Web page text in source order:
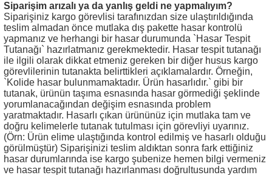
· Ekipman
Çantası
Malzemeleri
Minder)
Woodland
Siparişim arızalı ya da yanlış geldi ne yapmalıyım?
Siparişiniz kargo görevlisi tarafınızdan size ulaştırıldığında
teslim almadan önce mutlaka dış pakette hasar kontrolü
yapmanız ve herhangi bir hasar durumunda `Hasar Tespit
Tutanağı` hazırlatmanız gerekmektedir. Hasar tespit tutanağı
ile ilgili olarak dikkat etmeniz gereken bir diğer husus kargo
görevlilerinin tutanakta belirttikleri açıklamalardır. Örneğin,
`Kolide hasar bulunmamaktadır. Ürün hasarlıdır.` gibi bir
tutanak, ürünün taşıma esnasında hasar görmediği şeklinde
yorumlanacağından değişim esnasında problem
yaratmaktadır. Hasarlı çıkan ürününüz için mutlaka tam ve
doğru kelimelerle tutanak tutulması için görevliyi uyarınız.
(Örn: Ürün elime ulaştığında kontrol edilmiş ve hasarlı olduğu
görülmüştür) Siparişinizi teslim aldıktan sonra fark ettiğiniz
hasar durumlarında ise kargo şubenize hemen bilgi vermeniz
ve hasar tespit tutanağı hazırlanması doğrultusunda yardım